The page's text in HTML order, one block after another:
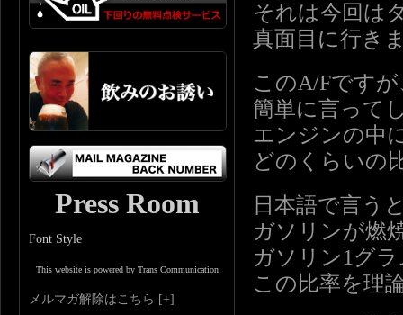
それは今回は
真面目に行き
このA/Fですが
簡単に言って
エンジンの中
どのくらいの
日本語で言う
ガソリンが燃
ガソリン1グ
この比率を理
Press Room
Font Style
This website is powered by Trans Communication
メルマガ解除はこちら